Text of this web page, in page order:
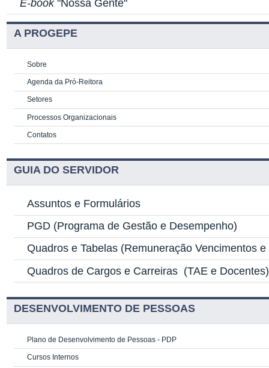
E-book"Nossa Gente"
A PROGEPE
Sobre
Agenda da Pró-Reitora
Setores
Processos Organizacionais
Contatos
GUIA DO SERVIDOR
Assuntos e Formulários
PGD (Programa de Gestão e Desempenho)
Quadros e Tabelas (Remuneração Vencimentos
Quadros de Cargos e Carreiras (TAE e Docentes)
DESENVOLVIMENTO DE PESSOAS
Plano de Desenvolvimento de Pessoas - PDP
Cursos Internos